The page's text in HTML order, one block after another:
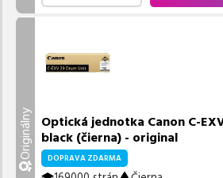
Originálny Optická jednotka Canon C-
black (čierna) - original
DOPRAVA ZDARMA